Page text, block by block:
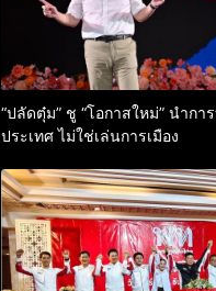
“ปลัดตุ๋ม” ชู “โอกาสใหม่” นำกา
ประเทศ ไม่ใช่เล่นการเมือง